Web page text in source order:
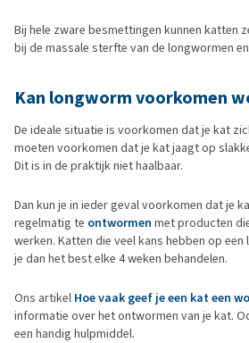
Bij hele zware besmettingen kunnen katten
bij de massale sterfte van de longwormen
Kan longworm voorkomen
De ideale situatie is voorkomen dat je kat
moeten voorkomen dat je kat jaagt op
Dit is in de praktijk niet haalbaar.
Dan kun je in ieder geval voorkomen dat je
regelmatig te ontwormen met producten
werken. Katten die veel kans hebben op
je dan het best elke 4 weken behandelen.
Ons artikel Hoe vaak geef je een kat een
informatie over het ontwormen van je kat.
een handig hulpmiddel.